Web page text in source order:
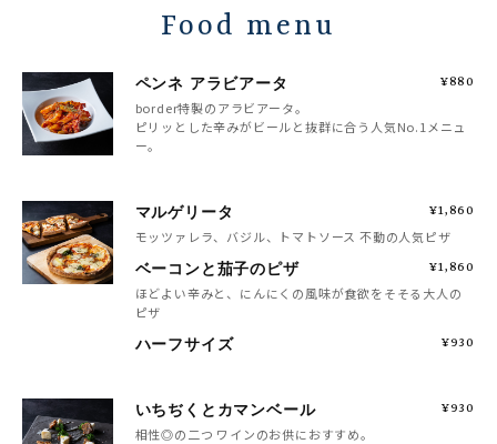
Food menu
ペンネ アラビアータ ¥880
border特製のアラビアータ。
ピリッとした辛みがビールと抜群に合う人気No.1メニュ
ー。
マルゲリータ ¥1,860
モッツァレラ、バジル、トマトソース 不動の人気ピザ
ベーコンと茄子のピザ ¥1,860
ほどよい辛みと、にんにくの風味が食欲をそそる大人の
ピザ
ハーフサイズ ¥930
いちぢくとカマンベール ¥930
相性◎の二つ ワインのお供におすすめ。